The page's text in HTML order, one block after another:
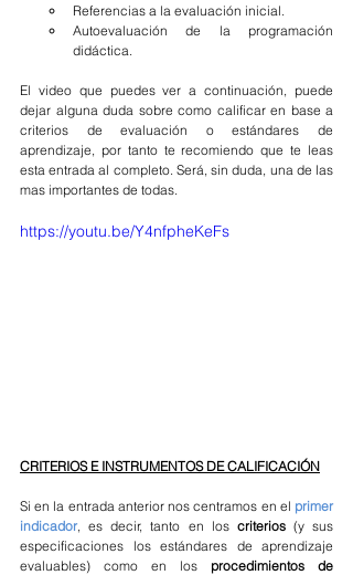
Referencias a la evaluación inicial.
Autoevaluación de la programación
didáctica.
El video que puedes ver a continuación, puede
dejar alguna duda sobre como calificar en base a
criterios de evaluación o estándares de
aprendizaje, por tanto te recomiendo que te leas
esta entrada al completo. Será, sin duda, una de las
mas importantes de todas.
https://youtu.be/Y4nfpheKeFs
CRITERIOS E INSTRUMENTOS DE CALIFICACIÓN
Si en la entrada anterior nos centramos en el primer
indicador, es decir, tanto en los criterios (y sus
especificaciones los estándares de aprendizaje
evaluables) como en los procedimientos de